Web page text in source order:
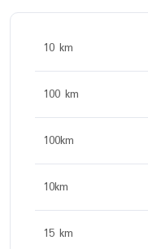
10 km
100 km
100km
10km
15 km